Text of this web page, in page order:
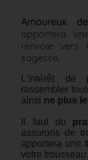
Amoureux
apportera
renvoie
sagesse.
L'intérêt de
rassembler
ainsi ne plus
Il faut du
assurons de
apportera une
votre